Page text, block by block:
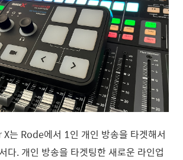
는 Rode에서 1인 개인 방송을 타겟해서
다. 개인 방송을 타겟팅한 새로운 라인업